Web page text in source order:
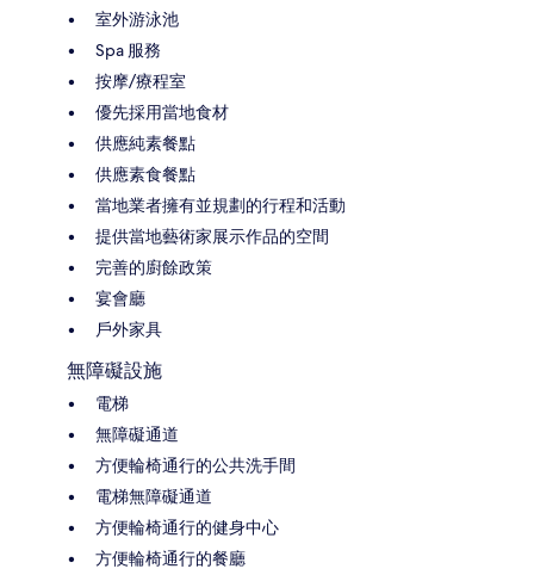
室外游泳池
Spa 服務
按摩/療程室
優先採用當地食材
供應純素餐點
供應素食餐點
當地業者擁有並規劃的行程和活動
提供當地藝術家展示作品的空間
完善的廚餘政策
宴會廳
戶外家具
無障礙設施
電梯
無障礙通道
方便輪椅通行的公共洗手間
電梯無障礙通道
方便輪椅通行的健身中心
方便輪椅通行的餐廳